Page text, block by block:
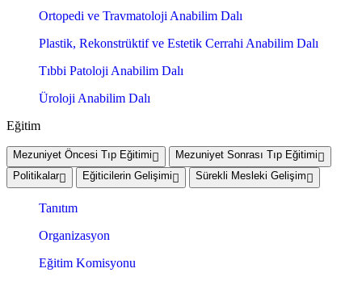
Ortopedi ve Travmatoloji Anabilim Dalı
Plastik, Rekonstrüktif ve Estetik Cerrahi Anabilim Dalı
Tıbbi Patoloji Anabilim Dalı
Üroloji Anabilim Dalı
Eğitim
Mezuniyet Öncesi Tıp Eğitimi
Mezuniyet Sonrası Tıp Eğitimi
Politikalar
Eğiticilerin Gelişimi Sürekli Mesleki Gelişim
Tanıtım
Organizasyon
Eğitim Komisyonu